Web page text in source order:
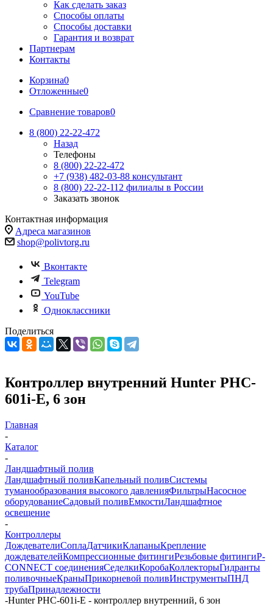
Как сделать заказ
Способы оплаты
Способы доставки
Гарантия и возврат
Партнерам
Контакты
Корзина0
Отложенные0
Сравнение товаров0
8 (800) 22-22-472
Назад
Телефоны
8 (800) 22-22-472
+7 (938) 482-03-88 консультант
8 (800) 22-22-112 филиалы в России
Заказать звонок
Контактная информация
Адреса магазинов
shop@polivtorg.ru
Вконтакте
Telegram
YouTube
Одноклассники
Поделиться
Контроллер внутренний Hunter PHC-
601i-E, 6 зон
Главная
-
Каталог
-
Ландшафтный полив
Ландшафтный поливКапельный поливСистемы
туманообразования высокого давленияФильтрыНасосное
оборудованиеСадовый поливЕмкостиЛандшафтное
освещение
-
Контроллеры
ДождевателиСоплаДатчикиКлапаныКрепление
дождевателейКомпрессионные фитингиРезьбовые фитингиP-
CONNECT соединенияСеделкиКоробаКоллекторыГидранты
поливочныеКраныПрикорневой поливИнструментыПНД
трубаПринадлежности
-Hunter PHC-601i-E - контроллер внутренний, 6 зон